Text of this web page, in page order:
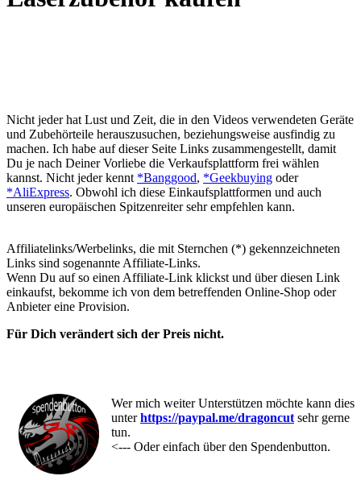
Nicht jeder hat Lust und Zeit, die in den Videos verwendeten Geräte
und Zubehörteile herauszusuchen, beziehungsweise ausfindig zu
machen. Ich habe auf dieser Seite Links zusammengestellt, damit
Du je nach Deiner Vorliebe die Verkaufsplattform frei wählen
kannst. Nicht jeder kennt *Banggood, *Geekbuying oder
*AliExpress. Obwohl ich diese Einkaufsplattformen und auch
unseren europäischen Spitzenreiter sehr empfehlen kann.
Affiliatelinks/Werbelinks, die mit Sternchen (*) gekennzeichneten
Links sind sogenannte Affiliate-Links.
Wenn Du auf so einen Affiliate-Link klickst und über diesen Link
einkaufst, bekomme ich von dem betreffenden Online-Shop oder
Anbieter eine Provision.
Für Dich verändert sich der Preis nicht.
Wer mich weiter Unterstützen möchte kann dies
unterhttps://paypal.me/dragoncut sehr gerne
tun.
<--- Oder einfach über den Spendenbutton.